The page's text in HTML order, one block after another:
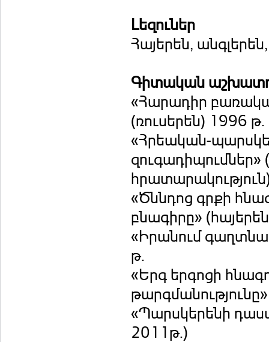
Լեզուներ
Հայերեն,
Գիտական
«Հարադիր
(ռուսերեն) 1996 թ.
«Հրեական-
զուգադիպումներ»
«Ծննդոց գրքի
բնագիրը»
«Իրանում
թ.
«Երգ երգոցի
«Պարսկերենի
2011թ.)